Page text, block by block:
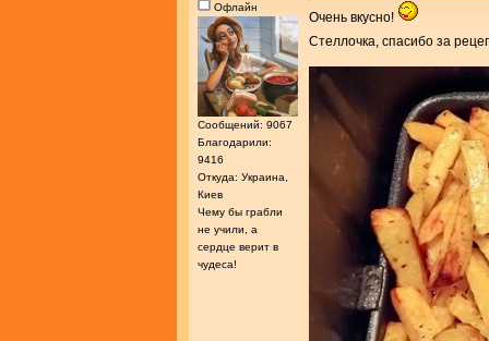
Офлайн
Сообщений: 9067
Благодарили:
9416
Откуда: Украина,
Киев
Чему бы грабли
не учили, а
сердце верит в
чудеса!
Очень вкусно!
Стеллочка, спасибо за